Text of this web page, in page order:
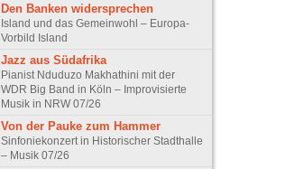
Den Banken widersprechen
Island und das Gemeinwohl – Europa-
Vorbild Island
Jazz aus Südafrika
Pianist Nduduzo Makhathini mit der
WDR Big Band in Köln – Improvisierte
Musik in NRW 07/26
Von der Pauke zum Hammer
Sinfoniekonzert in Historischer Stadthalle
– Musik 07/26